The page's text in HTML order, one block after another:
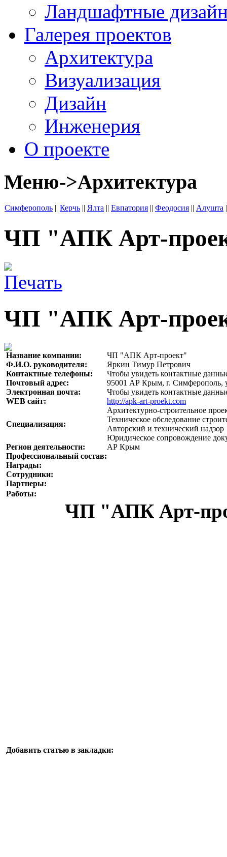
Ландшафтные
Галерея проектов
Архитектура
Визуализация
Дизайн
Инженерия
О проекте
Меню->Архитектура
Симферополь || Керчь || Ялта || Евпатория || Феодосия || Алушта
ЧП "АПК Арт-
ЧП "АПК Арт-
Название компании:
ЧП "АПК Арт-проект"
Ф.И.О. руководителя:
Яркин Тимур Петрович
Контактные телефоны:
Чтобы увидеть контактные
Почтовый адрес:
95001 АР Крым, г. Симферополь,
Электронная почта:
Чтобы увидеть контактные
WEB сайт:
http://apk-art-proekt.com
Специализация:
Архитектурно-строительное
Техническое обследование
Авторский и технический надзор
Юридическое сопровождение
Регион деятельности:
АР Крым
Профессиональный состав:
Награды:
Сотрудники:
Партнеры:
Работы:
ЧП "АПК Арт-
Добавить статью в закладки: